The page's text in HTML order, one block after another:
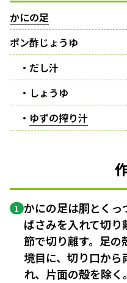
かにの足
ポン酢じょうゆ
・だし汁
・しょうゆ
・ ゆずの搾り汁
1 かにの足は胴とくっ
ばさみを入れて切
節で切り離す。足の
境目に、切り口か
れ、片面の殻を除く。